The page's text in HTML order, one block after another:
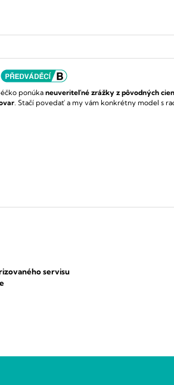
ponúka neuveriteľné zrážky z pôvodných cien
Stačí povedať a my vám konkrétny model s
servisu